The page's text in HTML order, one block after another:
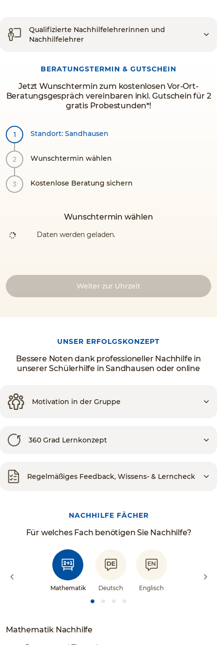
Qualifizierte Nachhilfelehrerinnen und
Nachhilfelehrer
BERATUNGSTERMIN & GUTSCHEIN
Jetzt Wunschtermin zum kostenlosen Vor-Ort-
Beratungsgespräch vereinbaren inkl. Gutschein für 2
gratis Probestunden*!
Standort: Sandhausen
Wunschtermin wählen
Kostenlose Beratung sichern
Wunschtermin wählen
Daten werden geladen.
Weiter zur Uhrzeit
UNSER ERFOLGSKONZEPT
Bessere Noten dank professioneller Nachhilfe in
unserer Schülerhilfe in Sandhausen oder online
Motivation in der Gruppe
360 Grad Lernkonzept
Regelmäßiges Feedback, Wissens- & Lerncheck
NACHHILFE FÄCHER
Für welches Fach benötigen Sie Nachhilfe?
Mathematik Deutsch Englisch
Mathematik Nachhilfe